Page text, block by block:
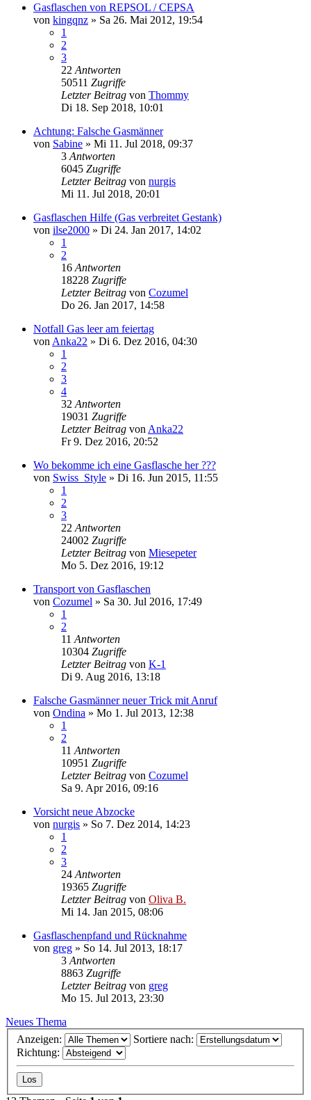
Gasflaschen von REPSOL / CEPSA
von kingqnz » Sa 26. Mai 2012, 19:54
1
2
3
22 Antworten
50511 Zugriffe
Letzter Beitrag von Thommy
Di 18. Sep 2018, 10:01
Achtung: Falsche Gasmänner
von Sabine » Mi 11. Jul 2018, 09:37
3 Antworten
6045 Zugriffe
Letzter Beitrag von nurgis
Mi 11. Jul 2018, 20:01
Gasflaschen Hilfe (Gas verbreitet Gestank)
von ilse2000 » Di 24. Jan 2017, 14:02
1
2
16 Antworten
18228 Zugriffe
Letzter Beitrag von Cozumel
Do 26. Jan 2017, 14:58
Notfall Gas leer am feiertag
von Anka22 » Di 6. Dez 2016, 04:30
1
2
3
4
32 Antworten
19031 Zugriffe
Letzter Beitrag von Anka22
Fr 9. Dez 2016, 20:52
Wo bekomme ich eine Gasflasche her ???
von Swiss_Style » Di 16. Jun 2015, 11:55
1
2
3
22 Antworten
24002 Zugriffe
Letzter Beitrag von Miesepeter
Mo 5. Dez 2016, 19:12
Transport von Gasflaschen
von Cozumel » Sa 30. Jul 2016, 17:49
1
2
11 Antworten
10304 Zugriffe
Letzter Beitrag von K-1
Di 9. Aug 2016, 13:18
Falsche Gasmänner neuer Trick mit Anruf
von Ondina » Mo 1. Jul 2013, 12:38
1
2
11 Antworten
10951 Zugriffe
Letzter Beitrag von Cozumel
Sa 9. Apr 2016, 09:16
Vorsicht neue Abzocke
von nurgis » So 7. Dez 2014, 14:23
1
2
3
24 Antworten
19365 Zugriffe
Letzter Beitrag von Oliva B.
Mi 14. Jan 2015, 08:06
Gasflaschenpfand und Rücknahme
von greg » So 14. Jul 2013, 18:17
3 Antworten
8863 Zugriffe
Letzter Beitrag von greg
Mo 15. Jul 2013, 23:30
Neues Thema
Anzeigen:
Sortiere nach:
Richtung: